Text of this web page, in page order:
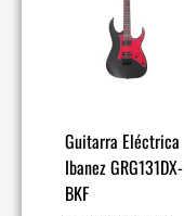
Guitarra Eléctrica
Ibanez GRG131DX-
BKF